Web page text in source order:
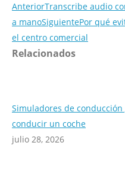
AnteriorTranscribe audio
a manoSiguientePor qué
el centro comercial
Relacionados
Simuladores de
conducir un coche
julio 28, 2026